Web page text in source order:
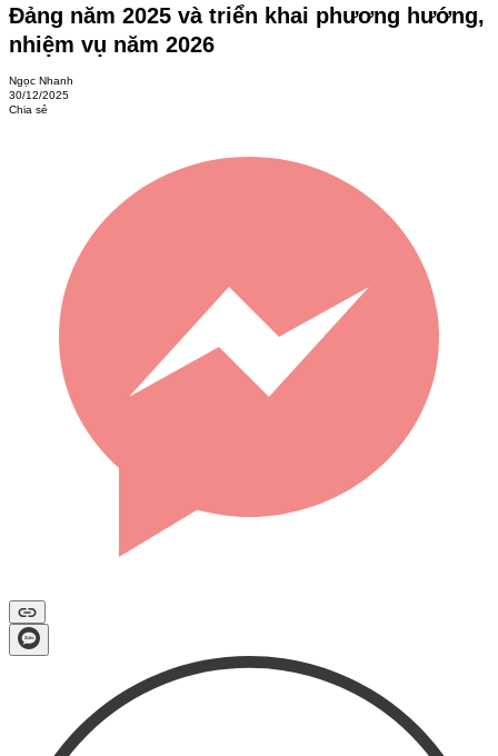
Đảng năm 2025 và triển khai phương hướng,
nhiệm vụ năm 2026
Ngọc Nhanh
30/12/2025
Chia sẻ